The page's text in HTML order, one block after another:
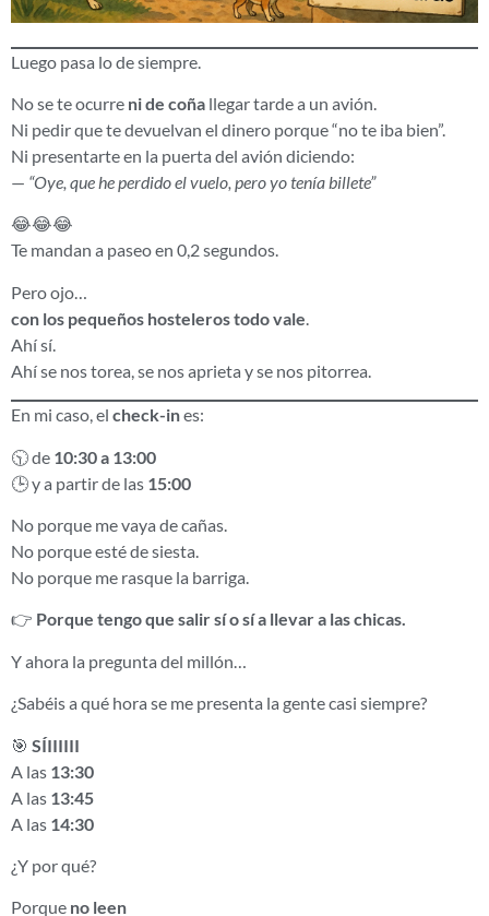
Luego pasa lo de siempre.
No se te ocurre ni de coña llegar tarde a un avión.
Ni pedir que te devuelvan el dinero porque “no te iba bien”.
Ni presentarte en la puerta del avión diciendo:
— “Oye, que he perdido el vuelo, pero yo tenía billete”
😂😂😂
Te mandan a paseo en 0,2 segundos.
Pero ojo…
con los pequeños hosteleros todo vale
Ahí sí.
Ahí se nos torea, se nos aprieta y se nos pitorrea.
En mi caso, el check-ines:
🕥 de 10:30 a 13:00
🕒 y a partir de las 15:00
No porque me vaya de cañas.
No porque esté de siesta.
No porque me rasque la barriga.
👉 Porque tengo que salir sí o sí a llevar a las chicas.
Y ahora la pregunta del millón…
¿Sabéis a qué hora se me presenta la gente casi siempre?
🎯 SÍIIIIII
A las 13:30
A las 13:45
A las 14:30
¿Y por qué?
Porque no leen